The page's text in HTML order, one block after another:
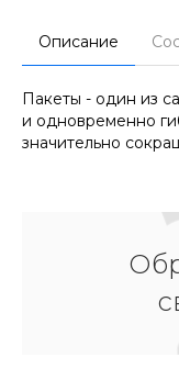
Описание
Пакеты - один из
и одновременно
значительно